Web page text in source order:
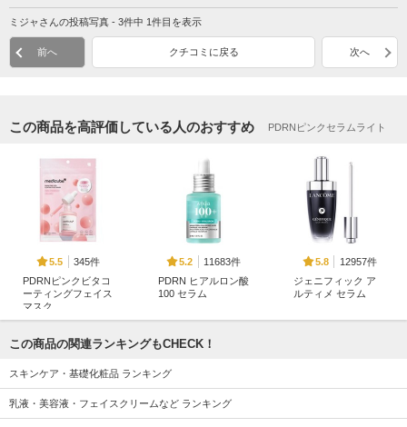
ミジャさんの投稿写真 - 3件中 1件目を表示
前へ クチコミに戻る 次へ
この商品を高評価している人のおすすめ PDRNピンクセラムライト
5.5
345件
PDRNピンクビタコ
ーティングフェイス
マスク
ューブ)
5.2
11683件
PDRN ヒアルロン酸
100 セラム
5.8
12957件
ジェニフィック ア
ルティメ セラム
この商品の関連ランキングもCHECK！
スキンケア・基礎化粧品 ランキング
乳液・美容液・フェイスクリームなど ランキング